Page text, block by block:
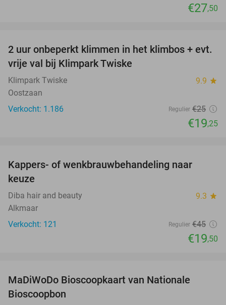
€27,50
23%
2 uur onbeperkt klimmen in het klimbos + evt.
vrije val bij Klimpark Twiske
Klimpark Twiske 9.9 star
Oostzaan
Verkocht: 1.186
Regulier €25
€19,25
Kappers- of wenkbrauwbehandeling naar
keuze
Diba hair and beauty 9.3 star
Alkmaar
Verkocht: 121
Regulier €45
€19,50
MaDiWoDo Bioscoopkaart van Nationale
Bioscoopbon